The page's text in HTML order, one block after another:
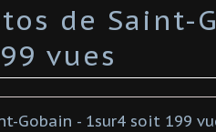
de Saint-
vues
Gobain - 1sur4 soit 199